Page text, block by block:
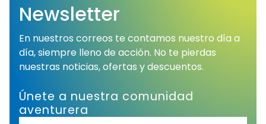
Newsletter
En nuestros correos te contamos nuestro día a
día, siempre lleno de acción. No te pierdas
nuestras noticias, ofertas y descuentos.
Únete a nuestra comunidad
aventurera